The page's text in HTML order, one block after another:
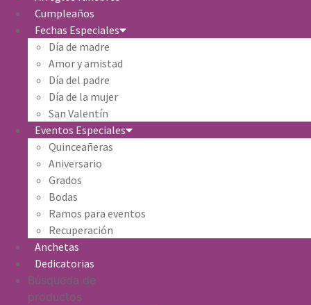
Cumpleaños
Fechas Especiales
Día de madre
Amor y amistad
Día del padre
Día de la mujer
San Valentín
Eventos Especiales
Quinceañeras
Aniversario
Grados
Bodas
Ramos para eventos
Recuperación
Anchetas
Dedicatorias
Búsqueda de
productos